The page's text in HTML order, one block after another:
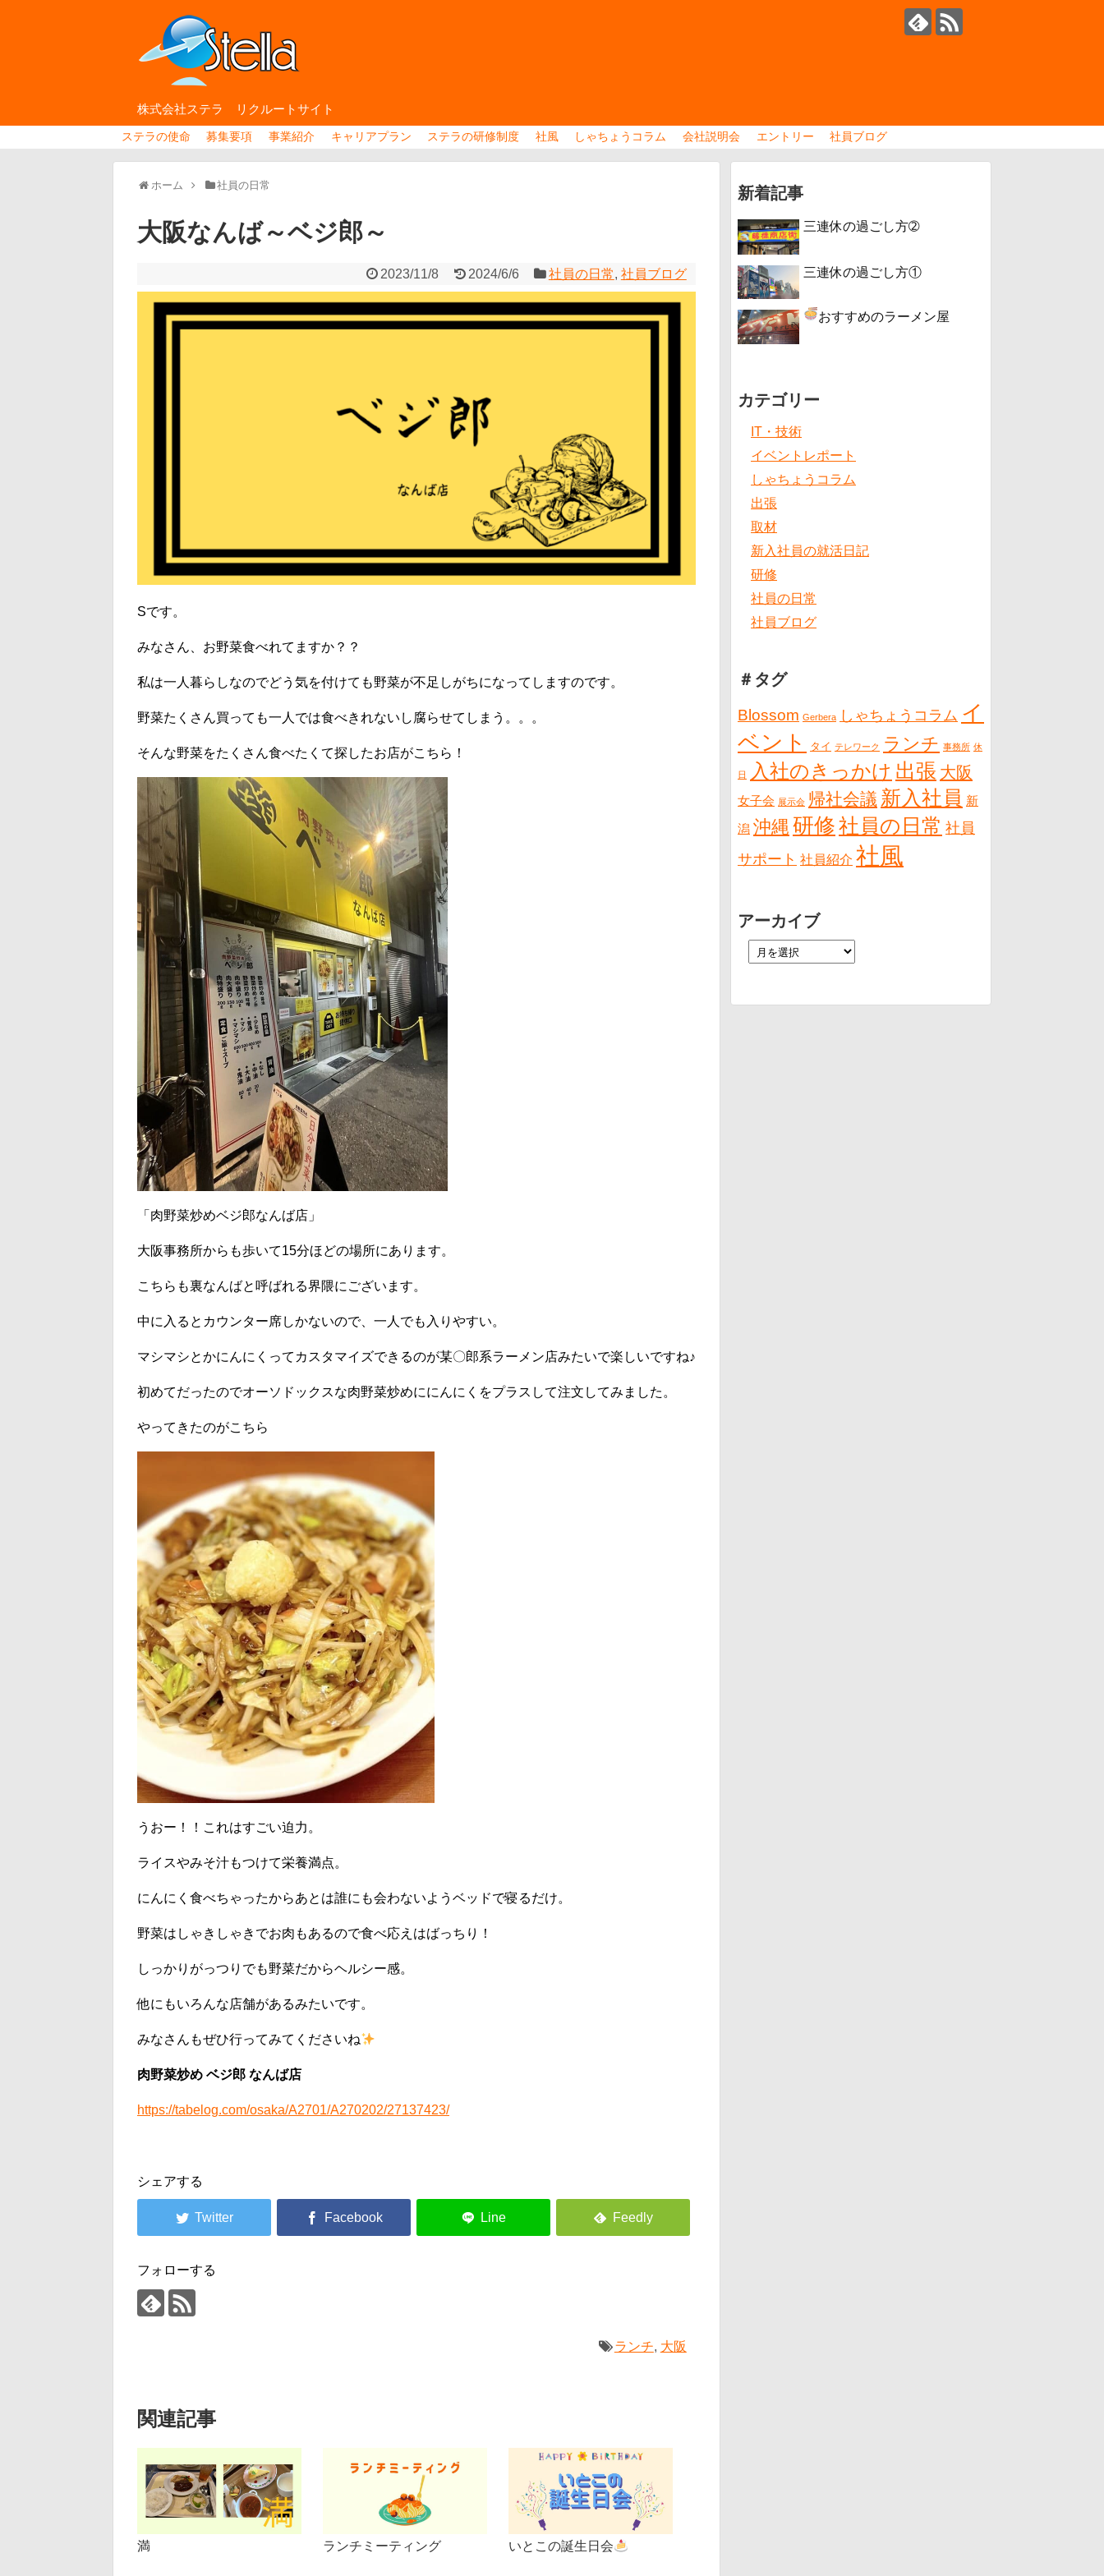
株式会社ステラ リクルートサイト
ステラの使命 募集要項 事業紹介 キャリアプラン ステラの研修制度 社風 しゃちょうコラム 会社説明会 エントリー 社員ブログ
ホーム 社員の日常
大阪なんば～ベジ郎～
2023/11/8 2024/6/6 社員の日常, 社員ブログ
Sです。
みなさん、お野菜食べれてますか？？
私は一人暮らしなのでどう気を付けても野菜が不足しがちになってしますのです。
野菜たくさん買っても一人では食べきれないし腐らせてしまう。。。
そんな野菜をたくさん食べたくて探したお店がこちら！
「肉野菜炒めベジ郎なんば店」
大阪事務所からも歩いて15分ほどの場所にあります。
こちらも裏なんばと呼ばれる界隈にございます。
中に入るとカウンター席しかないので、一人でも入りやすい。
マシマシとかにんにくってカスタマイズできるのが某〇郎系ラーメン店みたいで楽しいですね♪
初めてだったのでオーソドックスな肉野菜炒めににんにくをプラスして注文してみました。
やってきたのがこちら
うおー！！これはすごい迫力。
ライスやみそ汁もつけて栄養満点。
にんにく食べちゃったからあとは誰にも会わないようベッドで寝るだけ。
野菜はしゃきしゃきでお肉もあるので食べ応えはばっちり！
しっかりがっつりでも野菜だからヘルシー感。
他にもいろんな店舗があるみたいです。
みなさんもぜひ行ってみてくださいね
肉野菜炒め ベジ郎 なんば店
https://tabelog.com/osaka/A2701/A270202/27137423/
シェアする
フォローする
ランチ, 大阪
関連記事
満 ランチミーティング いとこの誕生日会
新着記事
三連休の過ごし方➁
三連休の過ごし方①
おすすめのラーメン屋
カテゴリー
IT・技術
イベントレポート
しゃちょうコラム
出張
取材
新入社員の就活日記
研修
社員の日常
社員ブログ
＃タグ
Blossom Gerbera しゃちょうコラム イ
ベント
タイ テレワーク ランチ 事務所 休
日 入社のきっかけ 出張 大阪
女子会 展示会 帰社会議 新入社員 新
潟 沖縄 研修社員の日常 社員
サポート 社員紹介 社風
アーカイブ